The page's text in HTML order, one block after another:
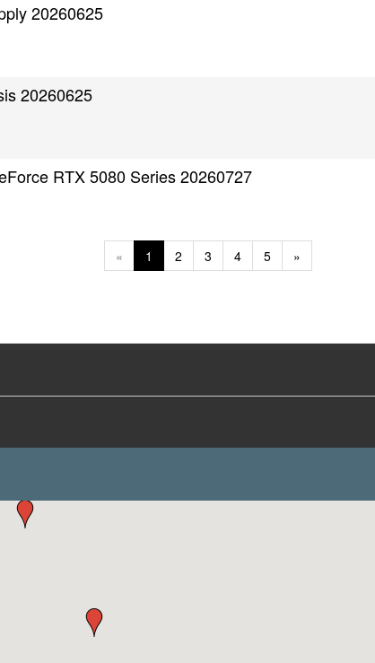
20260625
20260625
RTX 5080 Series 20260727
« 1 2 3 4 5 »